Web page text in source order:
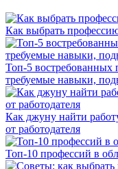
Как выбрать
Топ-5 востребованных
требуемые навыки,
Как джуну найти
от работодателя
Топ-10 профессий в